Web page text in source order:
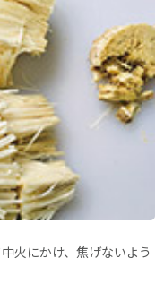
火にかけ、焦げないよう